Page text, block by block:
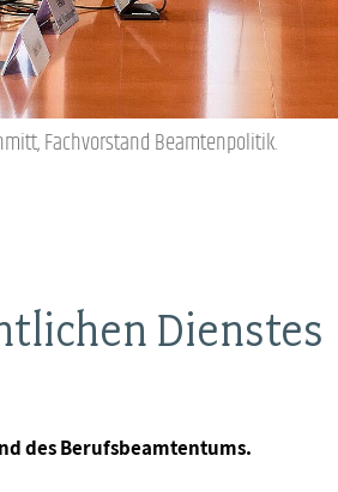
Sommerfest
Fachvorstand Beamtenpolitik.
Dienstes
des Berufsbeamtentums.